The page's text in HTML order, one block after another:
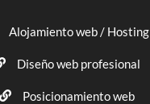
Alojamiento web / Hosting
Diseño web profesional
Posicionamiento web